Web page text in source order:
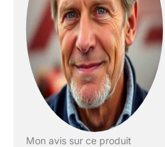
sur
un
Les
Mon avis sur ce produit